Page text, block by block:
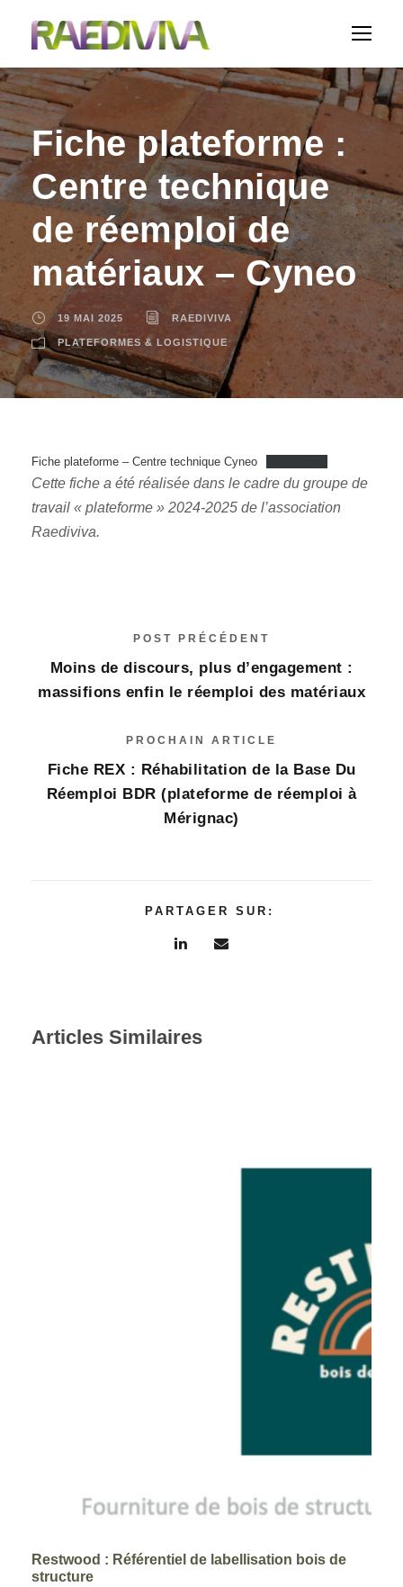
Fiche plateforme :
Centre technique
de réemploi de
matériaux – Cyneo
19 MAI 2025 RAEDIVIVA
PLATEFORMES & LOGISTIQUE
Fiche plateforme – Centre technique Cyneo
Cette fiche a été réalisée dans le cadre du groupe de
travail « plateforme » 2024-2025 de l’association
Raediviva.
POST PRÉCÉDENT
Moins de discours, plus d’engagement :
massifions enfin le réemploi des matériaux
PROCHAIN ARTICLE
Fiche REX : Réhabilitation de la Base Du
Réemploi BDR (plateforme de réemploi à
Mérignac)
PARTAGER SUR:
Articles Similaires
Restwood : Référentiel de labellisation bois de
structure